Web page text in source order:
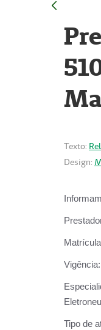
Texto:
Design:
Vigência:
Tipo de